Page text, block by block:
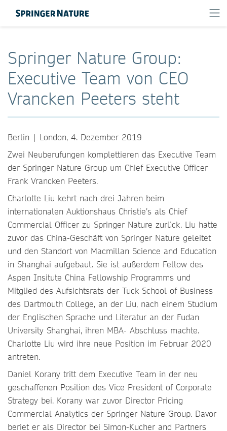
Springer Nature Group:
Executive Team von CEO
Vrancken Peeters steht
Berlin | London, 4. Dezember 2019
Zwei Neuberufungen komplettieren das Executive Team
der Springer Nature Group um Chief Executive Officer
Frank Vrancken Peeters.
Charlotte Liu kehrt nach drei Jahren beim
internationalen Auktionshaus Christie’s als Chief
Commercial Officer zu Springer Nature zurück. Liu hatte
zuvor das China-Geschäft von Springer Nature geleitet
und den Standort von Macmillan Science and Education
in Shanghai aufgebaut. Sie ist außerdem Fellow des
Aspen Insitute China Fellowship Programms und
Mitglied des Aufsichtsrats der Tuck School of Business
des Dartmouth College, an der Liu, nach einem Studium
der Englischen Sprache und Literatur an der Fudan
University Shanghai, ihren MBA- Abschluss machte.
Charlotte Liu wird ihre neue Position im Februar 2020
antreten.
Daniel Korany tritt dem Executive Team in der neu
geschaffenen Position des Vice President of Corporate
Strategy bei. Korany war zuvor Director Pricing
Commercial Analytics der Springer Nature Group. Davor
beriet er als Director bei Simon-Kucher and Partners